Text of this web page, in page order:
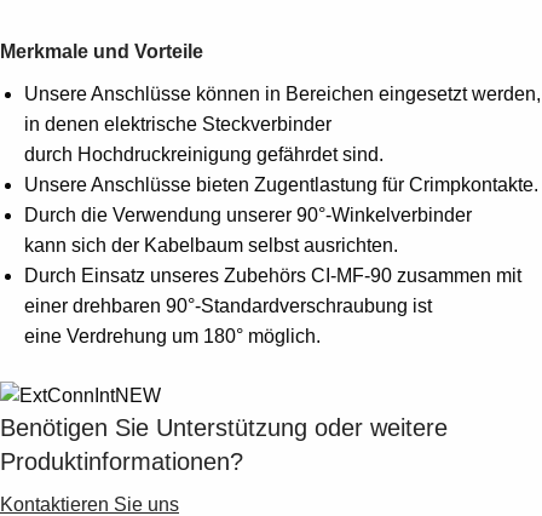
Suggestions
Products
Merkmale und Vorteile
Unsere Anschlüsse können in Bereichen eingesetzt werden,
in denen elektrische Steckverbinder
durch Hochdruckreinigung gefährdet sind.
Unsere Anschlüsse bieten Zugentlastung für Crimpkontakte.
Durch die Verwendung unserer 90°-Winkelverbinder
kann sich der Kabelbaum selbst ausrichten.
Durch Einsatz unseres Zubehörs CI-MF-90 zusammen mit
einer drehbaren 90°-Standardverschraubung ist
eine Verdrehung um 180° möglich.
Benötigen Sie Unterstützung oder weitere
Produktinformationen?
Kontaktieren Sie uns